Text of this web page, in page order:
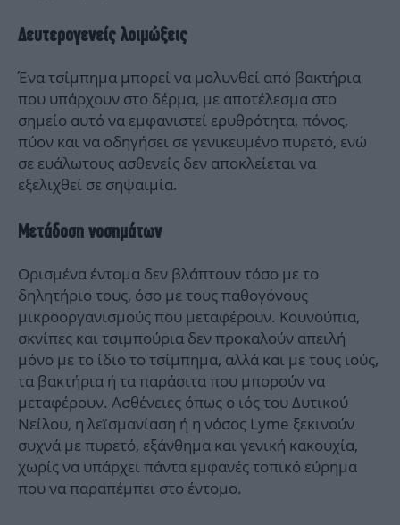
Δευτερογενείς λοιμώξεις
Ένα τσίμπημα μπορεί να μολυνθεί από βακτήρια
που υπάρχουν στο δέρμα, με αποτέλεσμα στο
σημείο αυτό να εμφανιστεί ερυθρότητα, πόνος,
πύον και να οδηγήσει σε γενικευμένο πυρετό, ενώ
σε ευάλωτους ασθενείς δεν αποκλείεται να
εξελιχθεί σε σηψαιμία.
Μετάδοση νοσημάτων
Ορισμένα έντομα δεν βλάπτουν τόσο με το
δηλητήριο τους, όσο με τους παθογόνους
μικροοργανισμούς που μεταφέρουν. Κουνούπια,
σκνίπες και τσιμπούρια δεν προκαλούν απειλή
μόνο με το ίδιο το τσίμπημα, αλλά και με τους ιούς,
τα βακτήρια ή τα παράσιτα που μπορούν να
μεταφέρουν. Ασθένειες όπως ο ιός του Δυτικού
Νείλου, η λεϊσμανίαση ή η νόσος Lyme ξεκινούν
συχνά με πυρετό, εξάνθημα και γενική κακουχία,
χωρίς να υπάρχει πάντα εμφανές τοπικό εύρημα
που να παραπέμπει στο έντομο.